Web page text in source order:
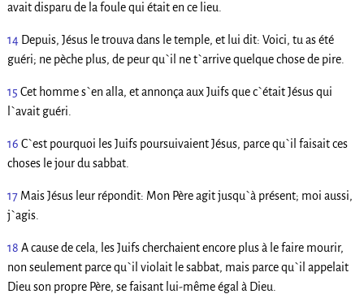
avait disparu de la foule qui était en ce lieu.
14 Depuis, Jésus le trouva dans le temple, et lui dit: Voici, tu as été
guéri; ne pèche plus, de peur qu`il ne t`arrive quelque chose de pire.
15 Cet homme s`en alla, et annonça aux Juifs que c`était Jésus qui
l`avait guéri.
16 C`est pourquoi les Juifs poursuivaient Jésus, parce qu`il faisait ces
choses le jour du sabbat.
17 Mais Jésus leur répondit: Mon Père agit jusqu`à présent; moi aussi,
j`agis.
18 A cause de cela, les Juifs cherchaient encore plus à le faire mourir,
non seulement parce qu`il violait le sabbat, mais parce qu`il appelait
Dieu son propre Père, se faisant lui-même égal à Dieu.